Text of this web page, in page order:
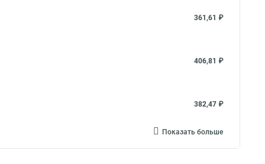
361,61 ₽
406,81 ₽
382,47 ₽
Показать больше